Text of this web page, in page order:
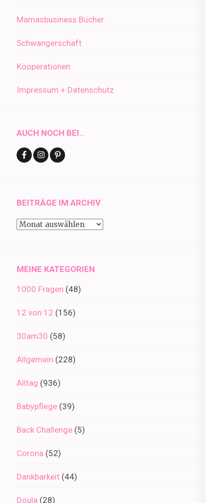
Mamasbusiness Bücher
Schwangerschaft
Kooperationen
Impressum + Datenschutz
AUCH NOCH BEI..
BEITRÄGE IM ARCHIV
Beiträge
MEINE KATEGORIEN
1000 Fragen (48)
12 von 12 (156)
30am30 (58)
Allgemein (228)
Alltag (936)
Babypflege (39)
Back Challenge (5)
Corona (52)
Dankbarkeit (44)
Doula (28)